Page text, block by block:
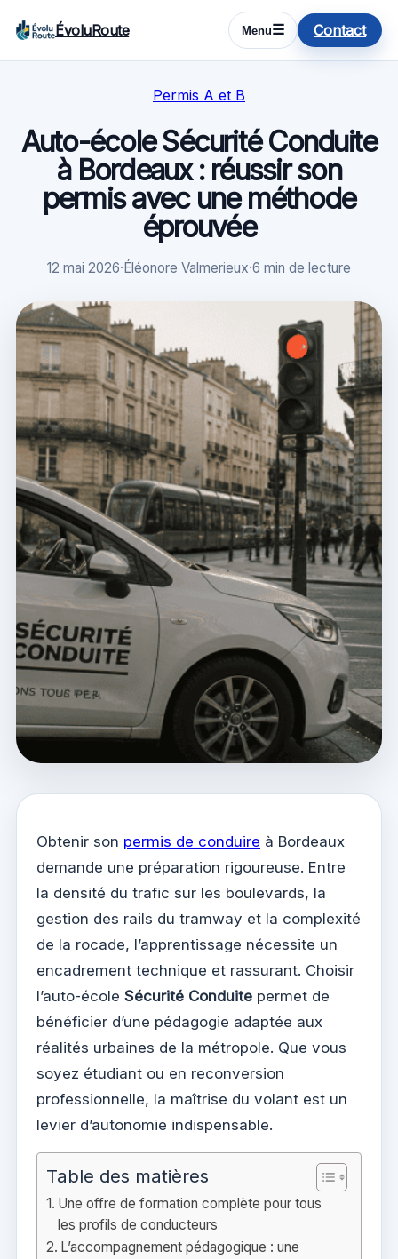
ÉvoluRoute Menu☰ Contact
Permis A et B
Auto-école Sécurité Conduite
à Bordeaux : réussir son
permis avec une méthode
éprouvée
12 mai 2026·Éléonore Valmerieux·6 min de lecture
Obtenir son permis de conduire à Bordeaux
demande une préparation rigoureuse. Entre
la densité du trafic sur les boulevards, la
gestion des rails du tramway et la complexité
de la rocade, l’apprentissage nécessite un
encadrement technique et rassurant. Choisir
l’auto-école Sécurité Conduite permet de
bénéficier d’une pédagogie adaptée aux
réalités urbaines de la métropole. Que vous
soyez étudiant ou en reconversion
professionnelle, la maîtrise du volant est un
levier d’autonomie indispensable.
Table des matières
Une offre de formation complète pour tous
les profils de conducteurs
L’accompagnement pédagogique : une